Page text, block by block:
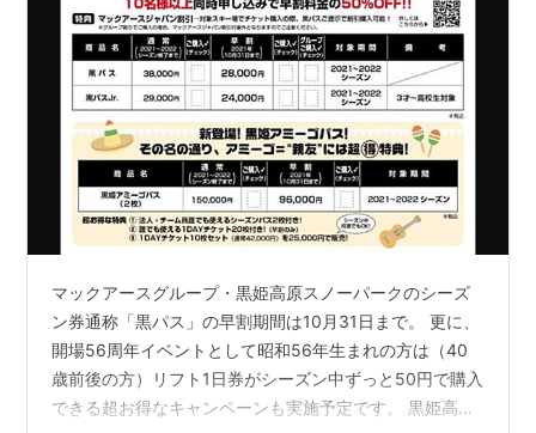
マックアースグループ・黒姫高原スノーパークのシーズ
ン券通称「黒パス」の早割期間は10月31日まで。 更に、
開場56周年イベントとして昭和56年生まれの方は（40
歳前後の方）リフト1日券がシーズン中ずっと50円で購入
できる超お得なキャンペーンも実施予定です。 黒姫高原